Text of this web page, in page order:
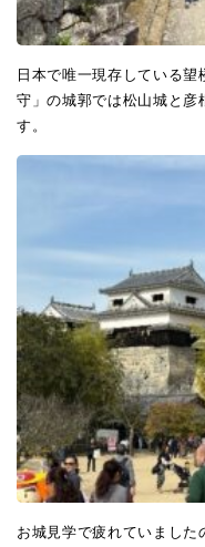
日本で唯一現存している
守」の城郭では松山城と彦
す。
お城見学で疲れていました